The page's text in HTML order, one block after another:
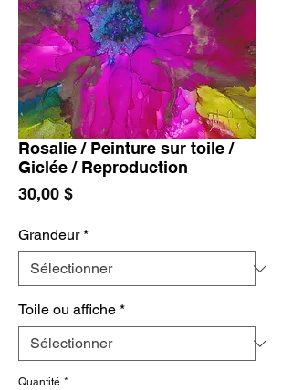
Rosalie / Peinture sur toile /
Giclée / Reproduction
30,00 $Prix
Grandeur *
Toile ou affiche *
Quantité *